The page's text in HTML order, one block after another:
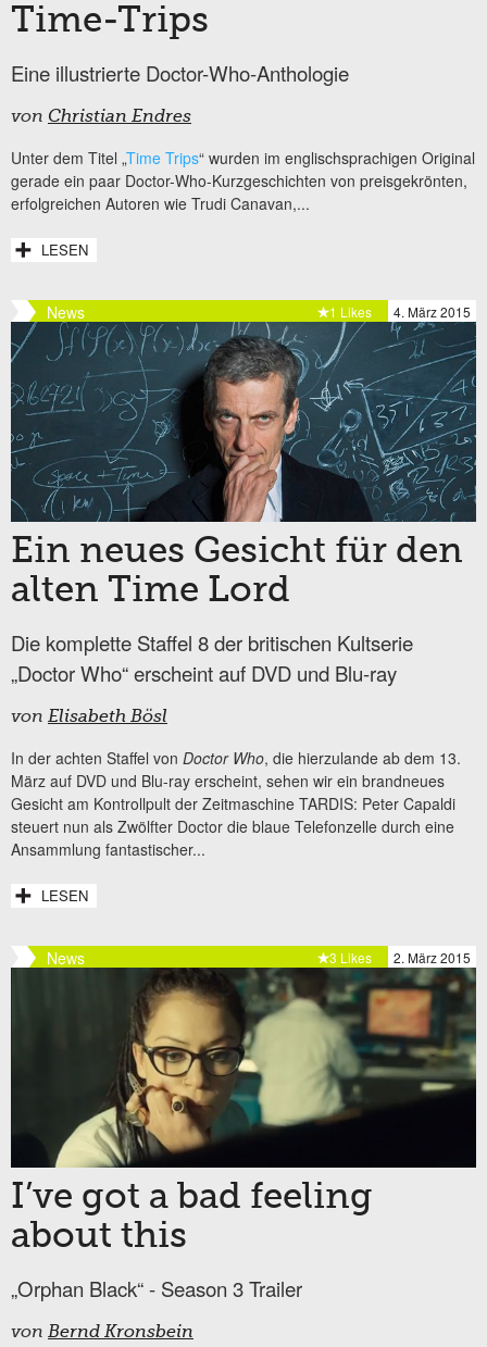
Time-Trips
Eine illustrierte Doctor-Who-Anthologie
von Christian Endres
Unter dem Titel „Time Trips“ wurden im englischsprachigen Original
gerade ein paar Doctor-Who-Kurzgeschichten von preisgekrönten,
erfolgreichen Autoren wie Trudi Canavan,...
LESEN
News 4. März 2015
1 Likes
Ein neues Gesicht für den
alten Time Lord
Die komplette Staffel 8 der britischen Kultserie
„Doctor Who“ erscheint auf DVD und Blu-ray
von Elisabeth Bösl
In der achten Staffel von Doctor Who, die hierzulande ab dem 13.
März auf DVD und Blu-ray erscheint, sehen wir ein brandneues
Gesicht am Kontrollpult der Zeitmaschine TARDIS: Peter Capaldi
steuert nun als Zwölfter Doctor die blaue Telefonzelle durch eine
Ansammlung fantastischer...
LESEN
News 2. März 2015
3 Likes
I’ve got a bad feeling
about this
„Orphan Black“ - Season 3 Trailer
von Bernd Kronsbein